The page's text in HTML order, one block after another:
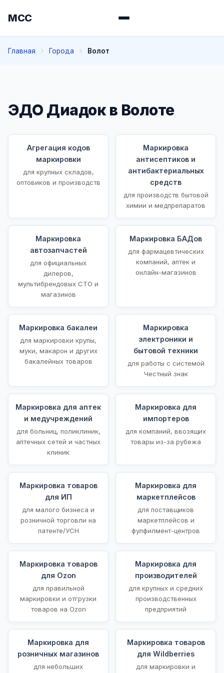
МСС
Главная Города Волот
ЭДО Диадок в Волоте
Агрегация кодов
маркировки
для крупных складов,
оптовиков и производств
Маркировка
антисептиков и
антибактериальных
средств
для производств бытовой
химии и медпрепаратов
Маркировка
автозапчастей
для официальных
дилеров,
мультибрендовых СТО и
магазинов
Маркировка БАДов
для фармацевтических
компаний, аптек и
онлайн-магазинов
Маркировка бакалеи
для маркировки крупы,
муки, макарон и других
бакалейных товаров
Маркировка
электроники и
бытовой техники
для работы с системой
Честный знак
Маркировка для аптек
и медучреждений
для больниц, поликлиник,
аптечных сетей и частных
клиник
Маркировка для
импортеров
для компаний, ввозящих
товары из-за рубежа
Маркировка товаров
для ИП
для малого бизнеса и
розничной торговли на
патенте/УСН
Маркировка для
маркетплейсов
для поставщиков
маркетплейсов и
фулфилмент-центров
Маркировка товаров
для Ozon
для правильной
маркировки и отгрузки
товаров на Ozon
Маркировка для
производителей
для крупных и средних
производственных
предприятий
Маркировка для
розничных магазинов
для небольших
Маркировка товаров
для Wildberries
для маркировки и